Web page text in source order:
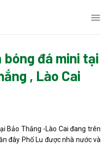
đá mini tại
, Lào Cai
Bảo Thắng -Lào Cai đang trên
đây Phố Lu được nhà nước và